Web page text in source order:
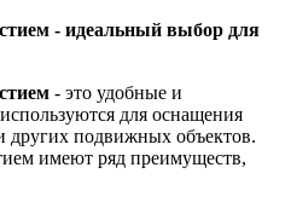
- идеальный выбор для
- это удобные и
для оснащения
других подвижных объектов.
имеют ряд преимуществ,